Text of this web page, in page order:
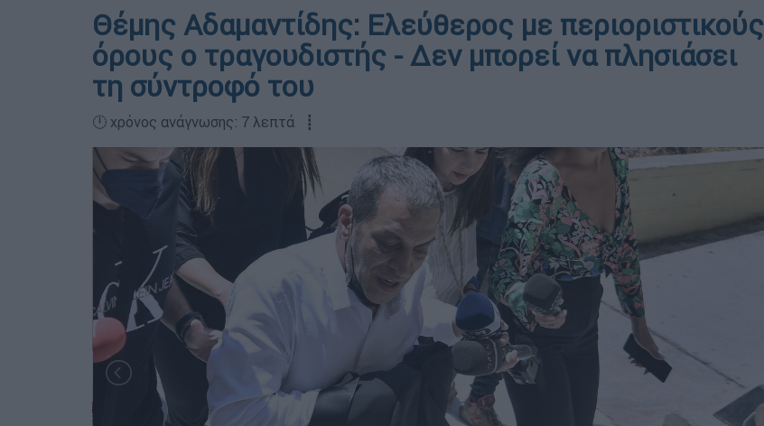
Θέμης Αδαμαντίδης: Ελεύθερος με περιοριστικούς
όρους ο τραγουδιστής - Δεν μπορεί να πλησιάσει
τη σύντροφό του
🕛 χρόνος ανάγνωσης: 7 λεπτά ┋